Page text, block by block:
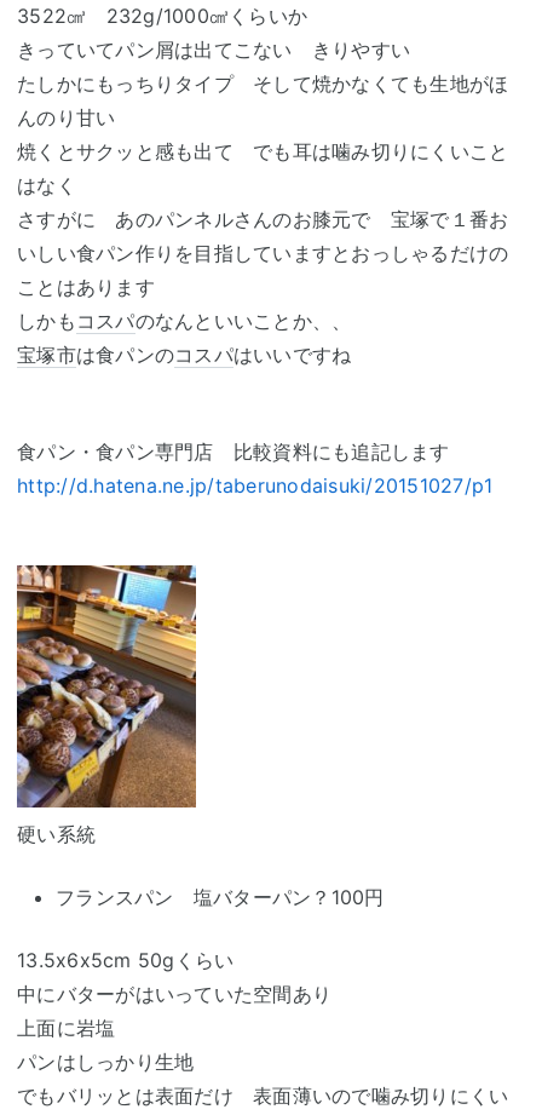
3522㎤ 232g/1000㎤くらいか
きっていてパン屑は出てこない きりやすい
たしかにもっちりタイプ そして焼かなくても生地がほ
んのり甘い
焼くとサクッと感も出て でも耳は噛み切りにくいこと
はなく
さすがに あのパンネルさんのお膝元で 宝塚で１番お
いしい食パン作りを目指していますとおっしゃるだけの
ことはあります
しかも コスパのなんといいことか、、
宝塚市は食パンのコスパはいいですね
食パン・食パン専門店 比較資料にも追記します
http://d.hatena.ne.jp/taberunodaisuki/20151027/p1
硬い系統
フランスパン 塩バターパン？100円
13.5x6x5cm 50gくらい
中にバターがはいっていた空間あり
上面に岩塩
パンはしっかり生地
でもバリッとは表面だけ 表面薄いので噛み切りにくい